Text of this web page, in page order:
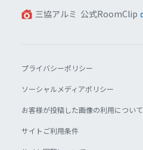
三協アルミ 公式RoomClip
プライバシーポリシー
ソーシャルメディアポリシー
お客様が投稿した画像の利用について
サイトご利用条件